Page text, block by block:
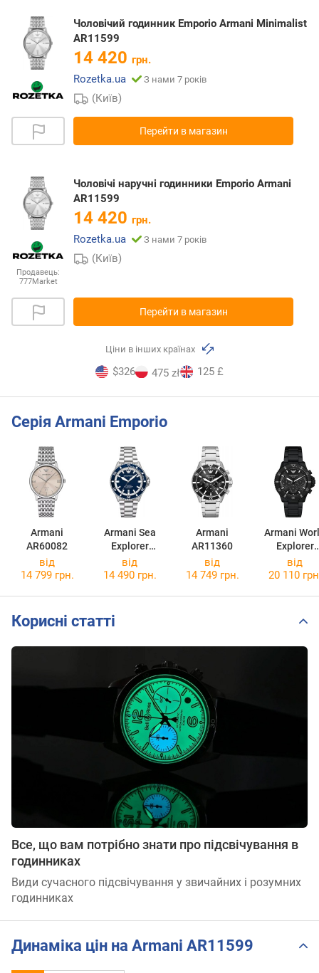
Чоловічий годинник Emporio Armani Minimalist
AR11599
14 420 грн.
Rozetka.ua
З нами 7 років
(Київ)
Перейти в магазин
Продавець:
777Market
Чоловічі наручні годинники Emporio Armani
AR11599
14 420 грн.
Rozetka.ua
З нами 7 років
(Київ)
Перейти в магазин
Ціни в інших країнах
$326 475 zł 125 £
Серія Armani Emporio
Armani
AR60082
Armani Sea
Explorer
AR60079
Armani
AR11360
Armani
Explorer
AR11784
від
14 799 грн.
від
14 490 грн.
від
14 749 грн.
від
20 110
Корисні статті
Все, що вам потрібно знати про підсвічування в
годинниках
Види сучасного підсвічування у звичайних і розумних
годинниках
Динаміка цін на Armani AR11599